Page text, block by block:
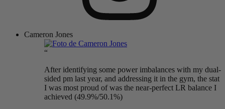
Cameron Jones
“
After identifying some power imbalances with my dual-
sided pm last year, and addressing it in the gym, the stat
I was most proud of was the near-perfect LR balance I
achieved (49.9%/50.1%)